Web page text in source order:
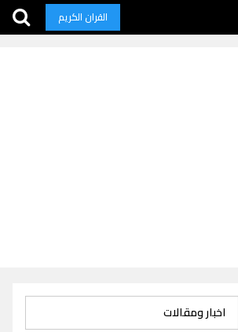
القران الكريم
اخبار ومقالات